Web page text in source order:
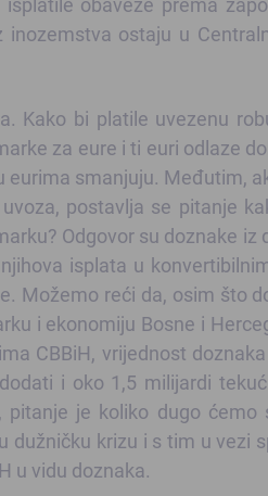
ostaju u
Kako bi platile uvezenu
za eure i ti euri odlaze
eurima smanjuju. Međutim,
postavlja se pitanje
Odgovor su doznake
isplata u
Možemo reći da, osim što
i ekonomiju Bosne i
CBBiH, vrijednost
i oko 1,5 milijardi
je koliko dugo
dužničku krizu i s tim u vezi
u vidu doznaka.